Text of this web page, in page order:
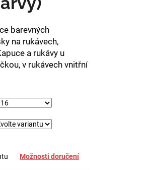
barevných
na rukávech,
a rukávy u
v rukávech vnitřní
Možnosti doručení